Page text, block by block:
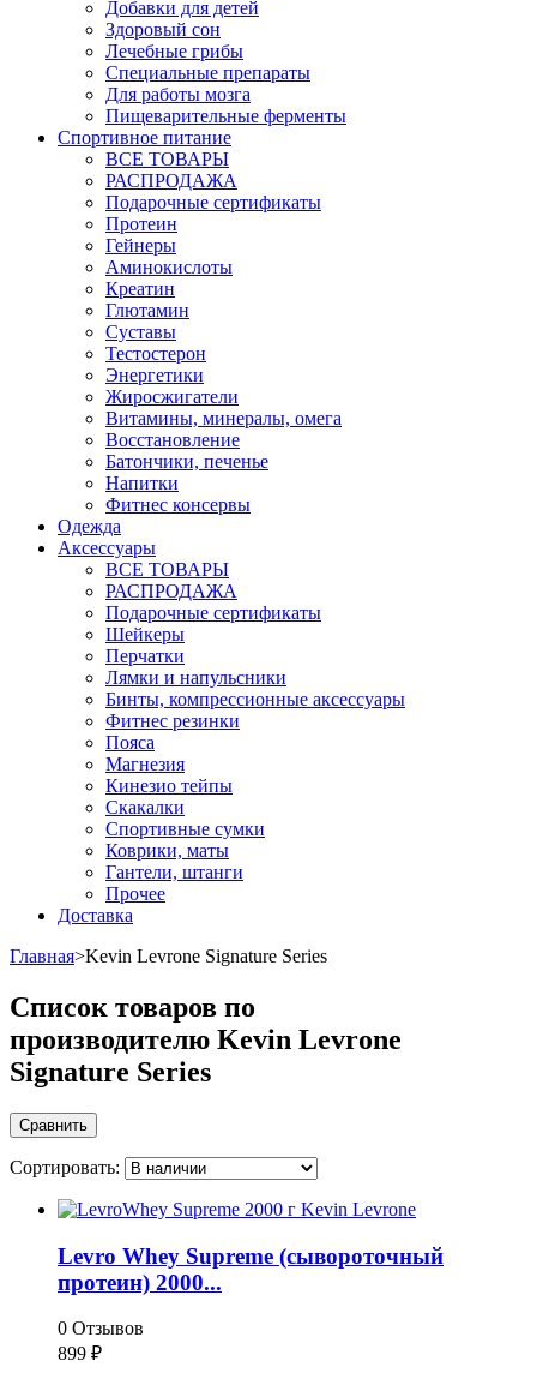
Добавки для детей
Здоровый сон
Лечебные грибы
Специальные препараты
Для работы мозга
Пищеварительные ферменты
Спортивное питание
ВСЕ ТОВАРЫ
РАСПРОДАЖА
Подарочные сертификаты
Протеин
Гейнеры
Аминокислоты
Креатин
Глютамин
Суставы
Тестостерон
Энергетики
Жиросжигатели
Витамины, минералы, омега
Восстановление
Батончики, печенье
Напитки
Фитнес консервы
Одежда
Аксессуары
ВСЕ ТОВАРЫ
РАСПРОДАЖА
Подарочные сертификаты
Шейкеры
Перчатки
Лямки и напульсники
Бинты, компрессионные аксессуары
Фитнес резинки
Пояса
Магнезия
Кинезио тейпы
Скакалки
Спортивные сумки
Коврики, маты
Гантели, штанги
Прочее
Доставка
Главная>Kevin Levrone Signature Series
Список товаров по
производителю Kevin Levrone
Signature Series
Сортировать:
Levro Whey Supreme (сывороточный
протеин) 2000...
0 Отзывов
899 ₽